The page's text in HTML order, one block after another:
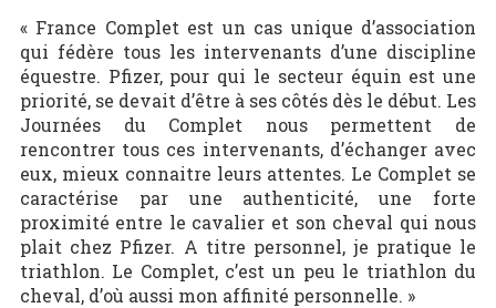
« France Complet est un cas unique d’association
qui fédère tous les intervenants d’une discipline
équestre. Pfizer, pour qui le secteur équin est une
priorité, se devait d’être à ses côtés dès le début. Les
Journées du Complet nous permettent de
rencontrer tous ces intervenants, d’échanger avec
eux, mieux connaitre leurs attentes. Le Complet se
caractérise par une authenticité, une forte
proximité entre le cavalier et son cheval qui nous
plait chez Pfizer. A titre personnel, je pratique le
triathlon. Le Complet, c’est un peu le triathlon du
cheval, d’où aussi mon affinité personnelle. »